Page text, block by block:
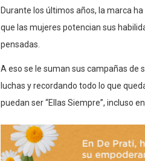
Durante los últimos años, la marca
que las mujeres potencian sus
pensadas.
A eso se le suman sus campañas
luchas y recordando todo lo que
puedan ser “Ellas Siempre”, incluso